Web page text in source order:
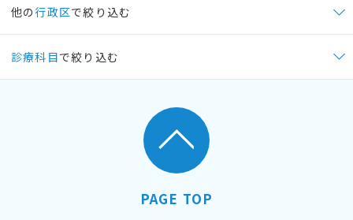
他の行政区で絞り込む
診療科目で絞り込む
PAGE TOP